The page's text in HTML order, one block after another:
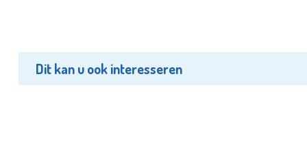
Dit kan u ook interesseren